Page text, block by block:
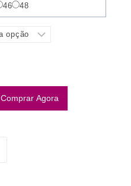
46 48
Comprar Agora